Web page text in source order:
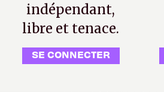
indépendant,
libre et tenace.
SE CONNECTER